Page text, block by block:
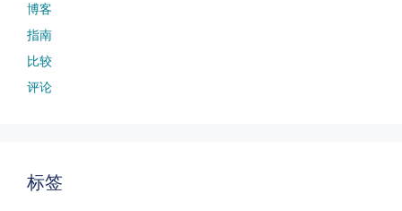
博客
指南
比较
评论
标签